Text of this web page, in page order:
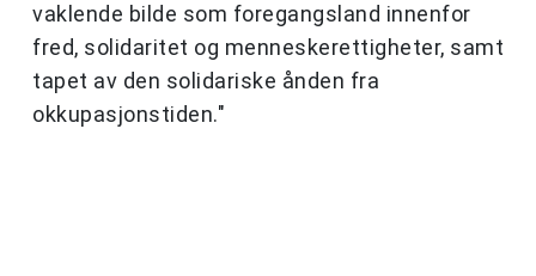
vaklende bilde som foregangsland innenfor
fred, solidaritet og menneskerettigheter, samt
tapet av den solidariske ånden fra
okkupasjonstiden."